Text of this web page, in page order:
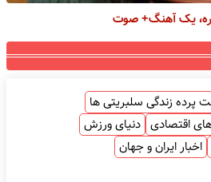
یک آهنگ+ صوت
پرده زندگی سلبریتی ها
اقتصادی دنیای ورزش
اخبار ایران و جهان